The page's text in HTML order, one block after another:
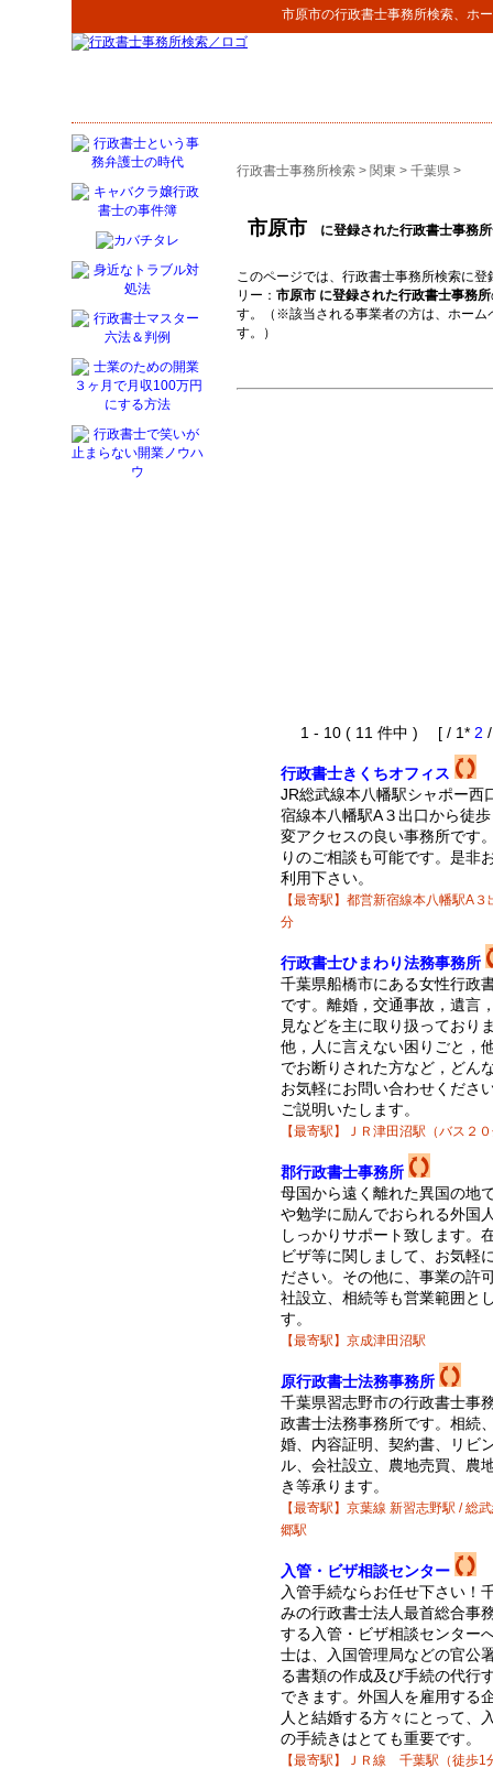
市原市の行政書士事務所検索、ホ
行政書士事務所検索 > 関東 > 千葉県 >
市原市 に登録された行政書士事務
このページでは、行政書士事務所検索に
リー： 市原市 に登録された行政書士事務所
す。（※該当される事業者の方は、ホーム
す。）
1 - 10 ( 11 件中 ) [ / 1* 2
行政書士きくちオフィス
JR総武線本八幡駅シャポー西
宿線本八幡駅A３出口から徒
変アクセスの良い事務所です
りのご相談も可能です。是非
利用下さい。
【最寄駅】都営新宿線本八幡駅A３
分
行政書士ひまわり法務事務所
千葉県船橋市にある女性行政
です。離婚，交通事故，遺言
見などを主に取り扱っており
他，人に言えない困りごと，
でお断りされた方など，どん
お気軽にお問い合わせくださ
ご説明いたします。
【最寄駅】ＪＲ津田沼駅（バス２
郡行政書士事務所
母国から遠く離れた異国の地
や勉学に励んでおられる外国
しっかりサポート致します。
ビザ等に関しまして、お気軽
ださい。その他に、事業の許
社設立、相続等も営業範囲と
す。
【最寄駅】京成津田沼駅
原行政書士法務事務所
千葉県習志野市の行政書士事
政書士法務事務所です。相続
婚、内容証明、契約書、リビ
ル、会社設立、農地売買、農
き等承ります。
【最寄駅】京葉線 新習志野駅 / 総
郷駅
入管・ビザ相談センター
入管手続ならお任せ下さい！
みの行政書士法人最首総合事
する入管・ビザ相談センター
士は、入国管理局などの官公
る書類の作成及び手続の代行
できます。外国人を雇用する
人と結婚する方々にとって、
の手続きはとても重要です。
【最寄駅】ＪＲ線 千葉駅（徒歩1